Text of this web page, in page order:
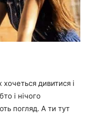
дивитися і
і нічого
погляд. А ти тут